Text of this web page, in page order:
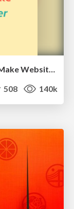
Let's Do A Bunch of Simple Stuff to Make Websites Faster
508 140k